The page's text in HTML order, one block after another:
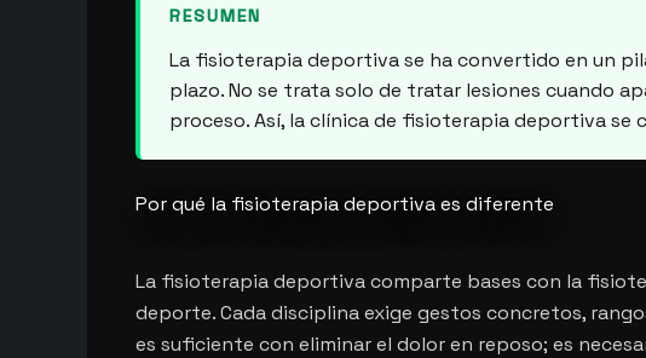
RESUMEN
La fisioterapia deportiva se ha convertido en un
plazo. No se trata solo de tratar lesiones cuando
proceso. Así, la clínica de fisioterapia deportiva se
Por qué la fisioterapia deportiva es diferente
La fisioterapia deportiva comparte bases con la
deporte. Cada disciplina exige gestos concretos,
es suficiente con eliminar el dolor en reposo; es